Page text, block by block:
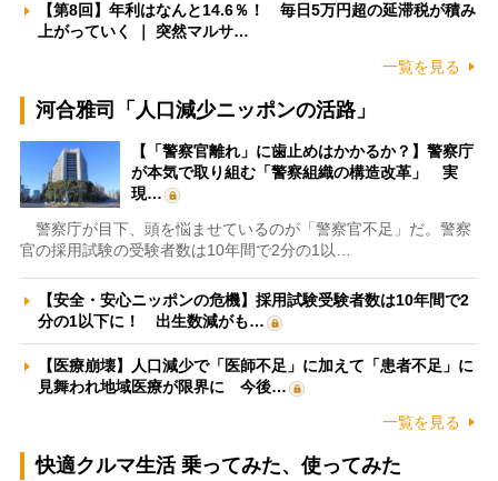
【第8回】年利はなんと14.6％！ 毎日5万円超の延滞税が積み
上がっていく ｜ 突然マルサ…
一覧を見る
河合雅司「人口減少ニッポンの活路」
【「警察官離れ」に歯止めはかかるか？】警察庁
が本気で取り組む「警察組織の構造改革」 実
現…
警察庁が目下、頭を悩ませているのが「警察官不足」だ。警察
官の採用試験の受験者数は10年間で2分の1以…
【安全・安心ニッポンの危機】採用試験受験者数は10年間で2
分の1以下に！ 出生数減がも…
【医療崩壊】人口減少で「医師不足」に加えて「患者不足」に
見舞われ地域医療が限界に 今後…
一覧を見る
快適クルマ生活 乗ってみた、使ってみた